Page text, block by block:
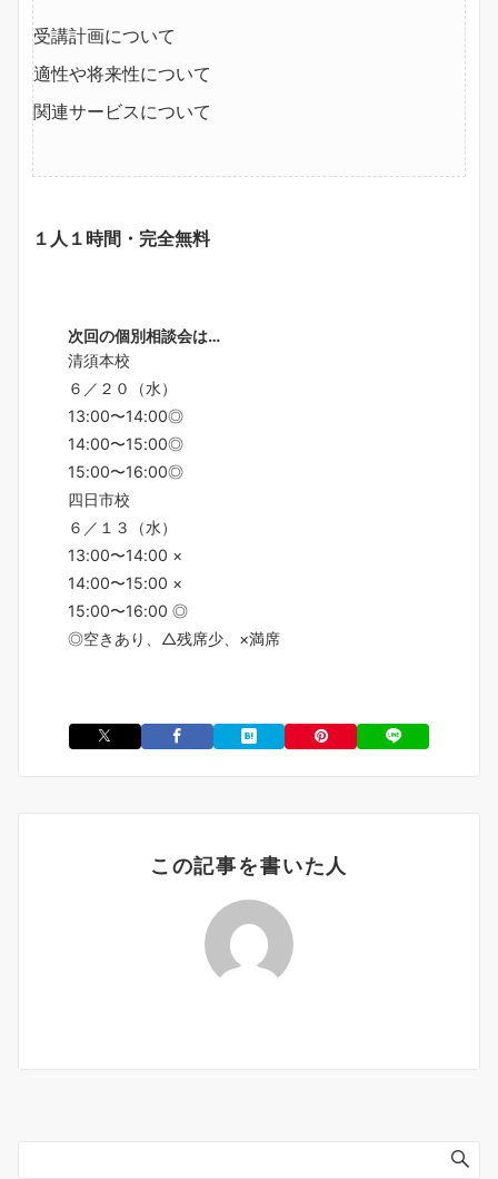
受講計画について
適性や将来性について
関連サービスについて
１人１時間・完全無料
次回の個別相談会は…
清須本校
６／２０（水）
13:00〜14:00◎
14:00〜15:00◎
15:00〜16:00◎
四日市校
６／１３（水）
13:00〜14:00 ×
14:00〜15:00 ×
15:00〜16:00 ◎
◎空きあり、△残席少、×満席
この記事を書いた人